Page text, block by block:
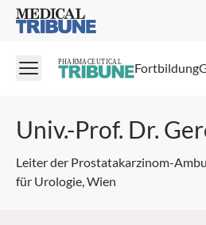
Medical Tribune
PHARMACEUTICAL Fortbildung
Univ.-Prof. Dr.
Leiter der Prostatakarzinom-
für Urologie, Wien